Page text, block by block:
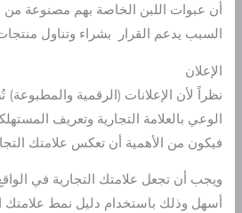
أن عبوات اللبن الخاصة بهم مصنوعة من
السبب يدعم القرار بشراء وتناول
الإعلان
نظراً لأن الإعلانات (الرقمية والمطبوعة)
الوعي بالعلامة التجارية وتعريف
فيكون من الأهمية أن تعكس علامتك
ويجب أن تجعل علامتك التجارية في
أسهل وذلك باستخدام دليل نمط علامتك